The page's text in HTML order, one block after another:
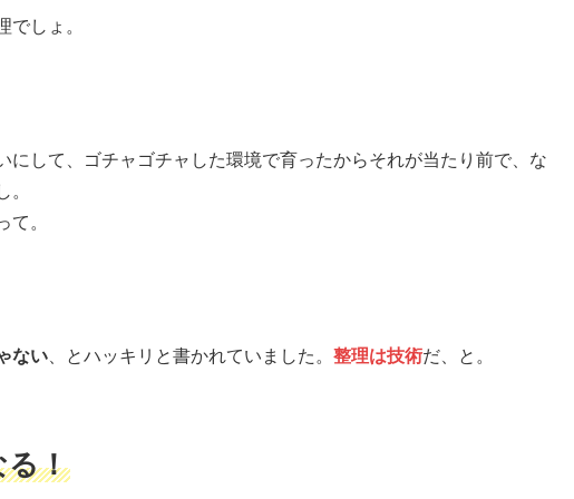
でしょ。
にして、ゴチャゴチャした環境で育ったからそれが当たり前で、な
。
て。
ない 、とハッキリと書かれていました。 整理は技術だ、と。
る！